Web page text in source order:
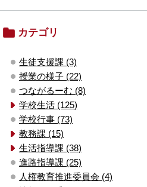
カテゴリ
生徒支援課 (3)
授業の様子 (22)
つながるーむ (8)
学校生活 (125)
学校行事 (73)
教務課 (15)
生活指導課 (38)
進路指導課 (25)
人権教育推進委員会 (4)